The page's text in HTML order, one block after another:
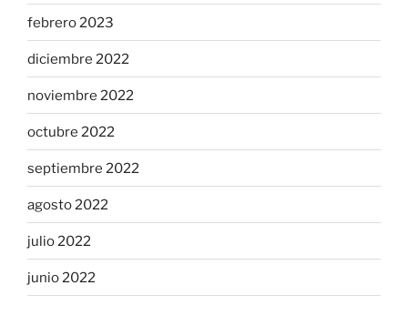
febrero 2023
diciembre 2022
noviembre 2022
octubre 2022
septiembre 2022
agosto 2022
julio 2022
junio 2022